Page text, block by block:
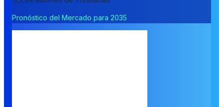
Pronóstico del Mercado para 2035